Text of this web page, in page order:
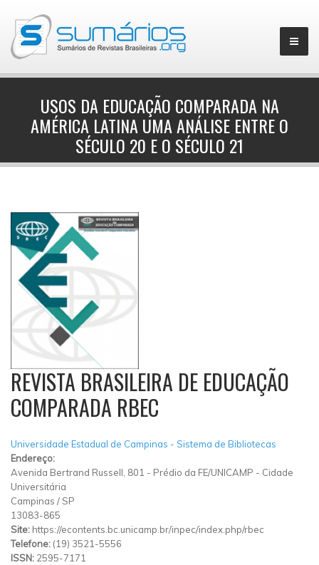
USOS DA EDUCAÇÃO COMPARADA NA
AMÉRICA LATINA UMA ANÁLISE ENTRE O
SÉCULO 20 E O SÉCULO 21
REVISTA BRASILEIRA DE EDUCAÇÃO
COMPARADA RBEC
Universidade Estadual de Campinas - Sistema de Bibliotecas
Endereço:
Avenida Bertrand Russell, 801 - Prédio da FE/UNICAMP - Cidade
Universitária
Campinas / SP
13083-865
Site: https://econtents.bc.unicamp.br/inpec/index.php/rbec
Telefone: (19) 3521-5556
ISSN: 2595-7171